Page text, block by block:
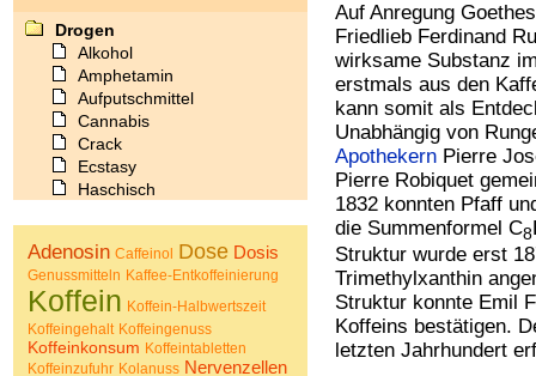
Auf Anregung
Friedlieb Ferdinand
wirksame Substanz
erstmals aus den
kann somit als
Unabhängig von
Apothekern Pierre
Pierre Robiquet
1832 konnten Pfaff
die Summenformel C8
Struktur wurde erst
Trimethylxanthin
Struktur konnte Emil
Koffeins bestätigen.
letzten Jahrhundert
Drogen
Alkohol
Amphetamin
Aufputschmittel
Cannabis
Crack
Ecstasy
Haschisch
Koffein
Kokain
Lachgas
LSD
Marihuana
Medikamente
Adenosin Caffeinol Dose Dosis
Genussmitteln Kaffee-Entkoffeinierung
Koffein Koffein-Halbwertszeit
Koffeingehalt Koffeingenuss
Koffeinkonsum Koffeintabletten
Koffeinzufuhr Kolanuss Nervenzellen